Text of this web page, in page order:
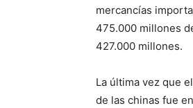
mercancías
475.000 millones
427.000 millones.
La última vez que
de las chinas fue